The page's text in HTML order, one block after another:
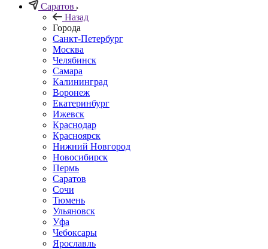
Саратов
Назад
Города
Санкт-Петербург
Москва
Челябинск
Самара
Калининград
Воронеж
Екатеринбург
Ижевск
Краснодар
Красноярск
Нижний Новгород
Новосибирск
Пермь
Саратов
Сочи
Тюмень
Ульяновск
Уфа
Чебоксары
Ярославль